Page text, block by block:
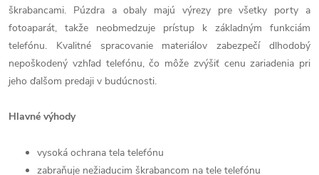
škrabancami. Púzdra a obaly majú výrezy pre všetky porty a
fotoaparát, takže neobmedzuje prístup k základným funkciám
telefónu. Kvalitné spracovanie materiálov zabezpečí dlhodobý
nepoškodený vzhľad telefónu, čo môže zvýšiť cenu zariadenia pri
jeho ďalšom predaji v budúcnosti.
Hlavné výhody
vysoká ochrana tela telefónu
zabraňuje nežiaducim škrabancom na tele telefónu